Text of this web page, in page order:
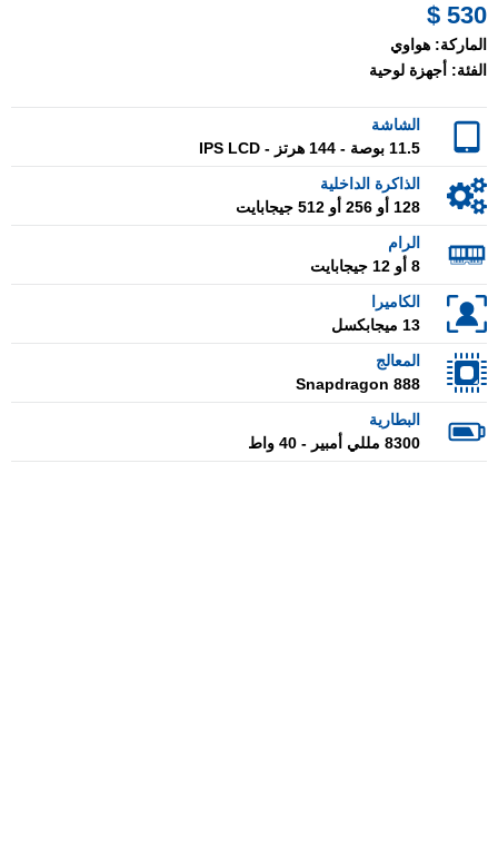
530 $
الماركة: هواوي
الفئة: أجهزة لوحية
الشاشة
11.5 بوصة - 144 هرتز - IPS LCD
الذاكرة الداخلية
128 أو 256 أو 512 جيجابايت
الرام
8 أو 12 جيجابايت
الكاميرا
13 ميجابكسل
المعالج
Snapdragon 888
البطارية
8300 مللي أمبير - 40 واط